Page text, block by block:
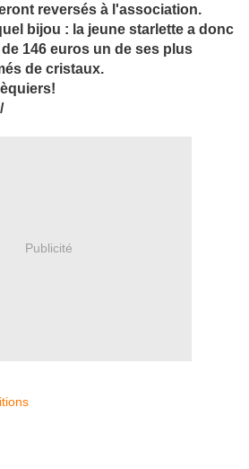
reversés à l'association.
bijou : la jeune starlette a donc
146 euros un de ses plus
de cristaux.
Publicité